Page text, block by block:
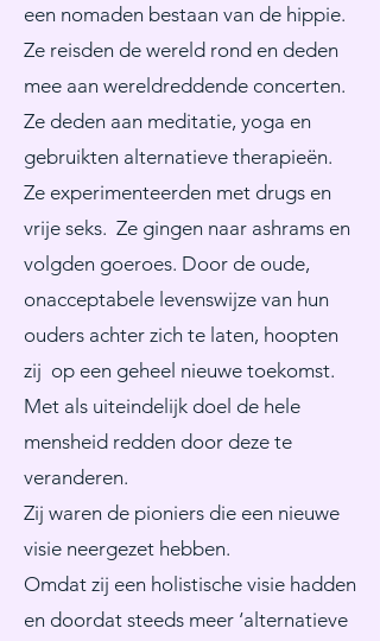
een nomaden bestaan van de hippie.
Ze reisden de wereld rond en deden
mee aan wereldreddende concerten.
Ze deden aan meditatie, yoga en
gebruikten alternatieve therapieën.
Ze experimenteerden met drugs en
vrije seks. Ze gingen naar ashrams en
volgden goeroes. Door de oude,
onacceptabele levenswijze van hun
ouders achter zich te laten, hoopten
zij op een geheel nieuwe toekomst.
Met als uiteindelijk doel de hele
mensheid redden door deze te
veranderen.
Zij waren de pioniers die een nieuwe
visie neergezet hebben.
Omdat zij een holistische visie hadden
en doordat steeds meer ‘alternatieve